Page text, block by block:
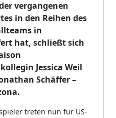
vergangenen
in den Reihen des
in
hat, schließt sich
Jessica Weil
Schäffer –
treten nun für US-